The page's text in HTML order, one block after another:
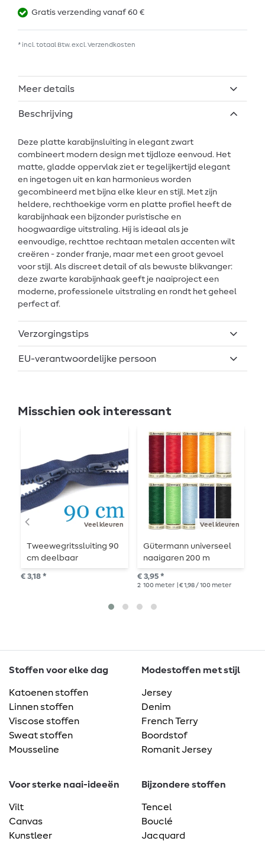
Gratis verzending vanaf 60 €
* incl. totaal Btw. excl.Verzendkosten
Meer details
Beschrijving
Deze platte karabijnsluiting in elegant zwart
combineert modern design met tijdloze eenvoud. Het
matte, gladde oppervlak ziet er tegelijkertijd elegant
en ingetogen uit en kan harmonieus worden
gecombineerd met bijna elke kleur en stijl. Met zijn
heldere, rechthoekige vorm en platte profiel heeft de
karabijnhaak een bijzonder puristische en
hoogwaardige uitstraling. Hij is ideaal als je
eenvoudige, rechttoe rechtaan metalen accenten wilt
creëren - zonder franje, maar met een groot gevoel
voor stijl. Als discreet detail of als bewuste blikvanger:
deze zwarte karabijnhaak geeft je naaiproject een
moderne, professionele uitstraling en rondt het geheel
perfect af.
Verzorgingstips
EU-verantwoordelijke persoon
Misschien ook interessant
Veel kleuren
Tweewegritssluiting 90
cm deelbaar
€ 3,18 *
Veel kleuren
Gütermann universeel
naaigaren 200 m
€ 3,95 *
2 100 meter | € 1,98 / 100 meter
Stoffen voor elke dag
Katoenen stoffen
Linnen stoffen
Viscose stoffen
Sweat stoffen
Mousseline
Modestoffen met stijl
Jersey
Denim
French Terry
Boordstof
Romanit Jersey
Voor sterke naai-ideeën
Vilt
Canvas
Kunstleer
Bijzondere stoffen
Tencel
Bouclé
Jacquard